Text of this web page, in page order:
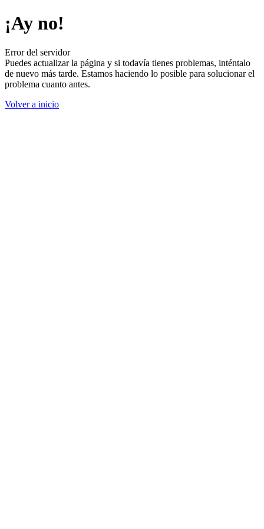
¡Ay no!
Error del servidor
Puedes actualizar la página y si todavía tienes problemas, inténtalo
de nuevo más tarde. Estamos haciendo lo posible para solucionar el
problema cuanto antes.
Volver a inicio